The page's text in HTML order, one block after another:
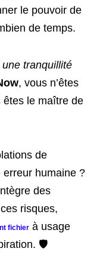
le pouvoir de
de temps.
tranquillité
, vous n’êtes
êtes le maître de
de
humaine ?
des
risques,
fichierà usage
🛡️